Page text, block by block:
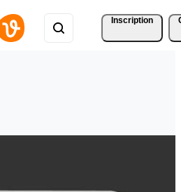
Inscription